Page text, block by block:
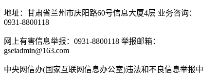
地址：甘肃省兰州市庆阳路60号信息大厦4层 业务咨询：
0931-8800118
网上有害信息举报：0931-8800118 举报邮箱：
gseiadmin@163.com
中央网信办(国家互联网信息办公室)违法和不良信息举报中